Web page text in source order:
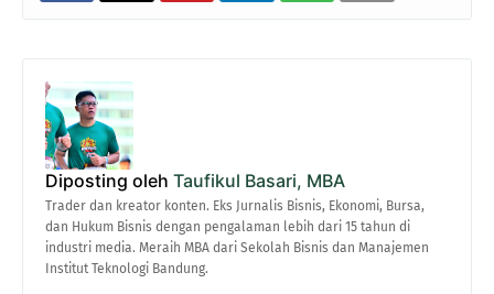
Diposting oleh Taufikul Basari, MBA
Trader dan kreator konten. Eks Jurnalis Bisnis, Ekonomi, Bursa,
dan Hukum Bisnis dengan pengalaman lebih dari 15 tahun di
industri media. Meraih MBA dari Sekolah Bisnis dan Manajemen
Institut Teknologi Bandung.